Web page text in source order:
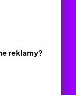
reklamy?